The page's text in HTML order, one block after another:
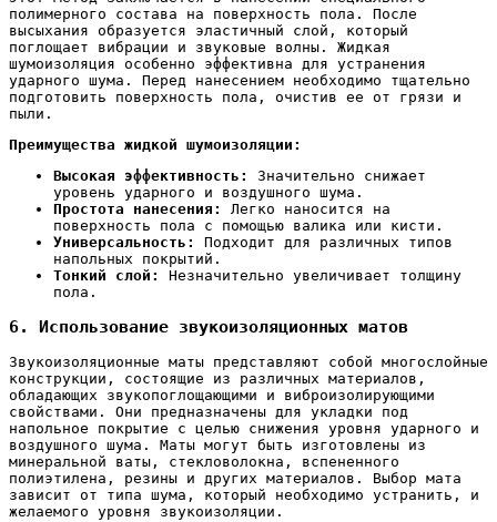
полимерного состава на поверхность пола. После
высыхания образуется эластичный слой, который
поглощает вибрации и звуковые волны. Жидкая
шумоизоляция особенно эффективна для устранения
ударного шума. Перед нанесением необходимо тщательно
подготовить поверхность пола, очистив ее от грязи и
пыли.
Преимущества жидкой шумоизоляции:
Высокая эффективность:
Значительно снижает
уровень ударного и воздушного шума.
Простота нанесения:
Легко наносится на
поверхность пола с помощью валика или кисти.
Универсальность:
Подходит для различных типов
напольных покрытий.
Тонкий слой:
Незначительно увеличивает толщину
пола.
6. Использование звукоизоляционных матов
Звукоизоляционные маты представляют собой многослойные
конструкции, состоящие из различных материалов,
обладающих звукопоглощающими и виброизолирующими
свойствами. Они предназначены для укладки под
напольное покрытие с целью снижения уровня ударного и
воздушного шума. Маты могут быть изготовлены из
минеральной ваты, стекловолокна, вспененного
полиэтилена, резины и других материалов. Выбор мата
зависит от типа шума, который необходимо устранить, и
желаемого уровня звукоизоляции.